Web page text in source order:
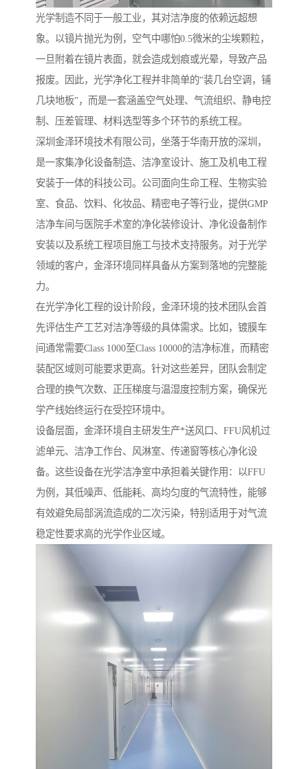
光学制造不同于一般工业，其对洁净度的依赖远超想
象。以镜片抛光为例，空气中哪怕0.5微米的尘埃颗粒，
一旦附着在镜片表面，就会造成划痕或光晕，导致产品
报废。因此，光学净化工程并非简单的“装几台空调，铺
几块地板”，而是一套涵盖空气处理、气流组织、静电控
制、压差管理、材料选型等多个环节的系统工程。
深圳金泽环境技术有限公司，坐落于华南开放的深圳，
是一家集净化设备制造、洁净室设计、施工及机电工程
安装于一体的科技公司。公司面向生命工程、生物实验
室、食品、饮料、化妆品、精密电子等行业，提供GMP
洁净车间与医院手术室的净化装修设计、净化设备制作
安装以及系统工程项目施工与技术支持服务。对于光学
领域的客户，金泽环境同样具备从方案到落地的完整能
力。
在光学净化工程的设计阶段，金泽环境的技术团队会首
先评估生产工艺对洁净等级的具体需求。比如，镀膜车
间通常需要Class 1000至Class 10000的洁净标准，而精密
装配区域则可能要求更高。针对这些差异，团队会制定
合理的换气次数、正压梯度与温湿度控制方案，确保光
学产线始终运行在受控环境中。
设备层面，金泽环境自主研发生产*送风口、FFU风机过
滤单元、洁净工作台、风淋室、传递窗等核心净化设
备。这些设备在光学洁净室中承担着关键作用：以FFU
为例，其低噪声、低能耗、高均匀度的气流特性，能够
有效避免局部涡流造成的二次污染，特别适用于对气流
稳定性要求高的光学作业区域。